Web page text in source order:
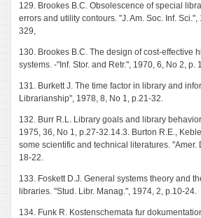
129. Brookes B.C. Obsolescence of special
errors and utility contours. "J. Am. Soc. Inf.
329,
130. Brookes B.C. The design of cost-effective
systems. -"Inf. Stor. and Retr.", 1970, 6, No 2, p.
131. Burkett J. The time factor in library and
Librarianship", 1978, 8, No 1, p.21-32.
132. Burr R.L. Library goals and library
1975, 36, No 1, p.27-32.14.3. Burton R.E.,
some scientific and technical literatures. "Amer.
18-22.
133. Foskett D.J. General systems theory and
libraries. "Stud. Libr. Manag.", 1974, 2, p.10-24.
134. Funk R. Kostenschemata fur